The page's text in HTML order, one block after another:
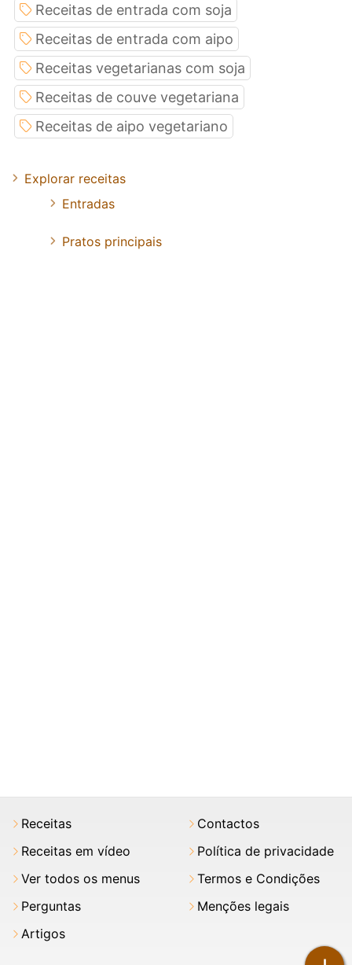
Receitas de entrada com soja
Receitas de entrada com aipo
Receitas vegetarianas com soja
Receitas de couve vegetariana
Receitas de aipo vegetariano
Explorar receitas
Entradas
Pratos principais
Receitas
Receitas em vídeo
Ver todos os menus
Perguntas
Artigos
Contactos
Política de privacidade
Termos e Condições
Menções legais